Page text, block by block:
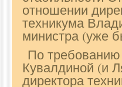
отношении
техникума
министра (уже
По
Кувалдиной (и
директора